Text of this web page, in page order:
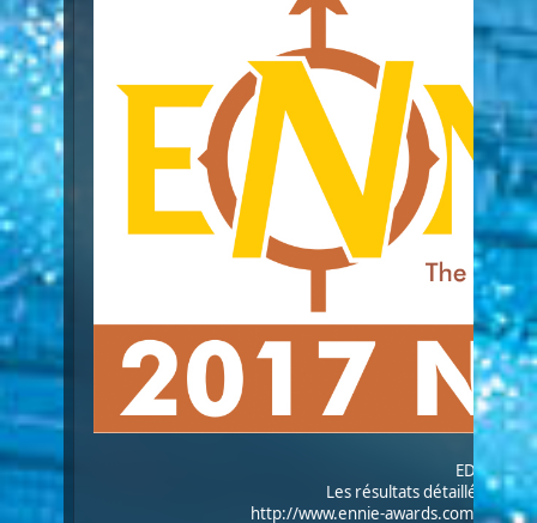
EDIT :
Les résultats détaillés /
http://www.ennie-awards.com/blog/